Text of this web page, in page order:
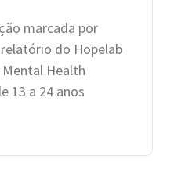
marcada por
do Hopelab
Health
13 a 24 anos